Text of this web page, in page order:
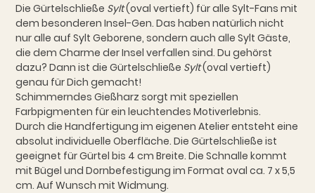
Die Gürtelschließe Sylt(oval vertieft) für alle Sylt-Fans mit
dem besonderen Insel-Gen. Das haben natürlich nicht
nur alle auf Sylt Geborene, sondern auch alle Sylt Gäste,
die dem Charme der Insel verfallen sind. Du gehörst
dazu? Dann ist die Gürtelschließe Sylt(oval vertieft)
genau für Dich gemacht!
Schimmerndes Gießharz sorgt mit speziellen
Farbpigmenten für ein leuchtendes Motiverlebnis.
Durch die Handfertigung im eigenen Atelier entsteht eine
absolut individuelle Oberfläche. Die Gürtelschließe ist
geeignet für Gürtel bis 4 cm Breite. Die Schnalle kommt
mit Bügel und Dornbefestigung im Format oval ca. 7 x 5,5
cm. Auf Wunsch mit Widmung.